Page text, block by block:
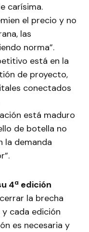
carísima.
el precio y no
las
norma”.
está en la
de proyecto,
conectados
está maduro
de botella no
la demanda
4ª edición
la brecha
cada edición
es necesaria y